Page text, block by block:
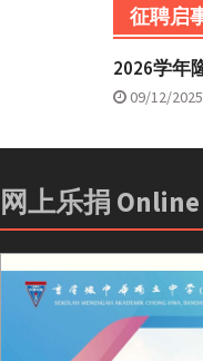
征聘启
2026学年
09/12/2025
网上乐捐